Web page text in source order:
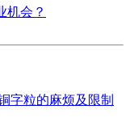
机会？
字粒的麻烦及限制